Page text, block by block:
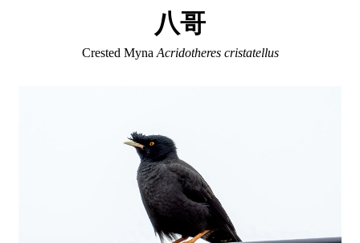
八哥
Crested Myna Acridotheres cristatellus